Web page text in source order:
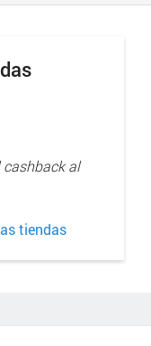
cashback al
tiendas